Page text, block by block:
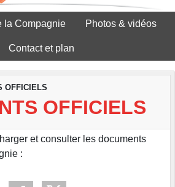
la Compagnie Photos & vidéos
Contact et plan
OFFICIELS
OFFICIELS
et consulter les documents
: